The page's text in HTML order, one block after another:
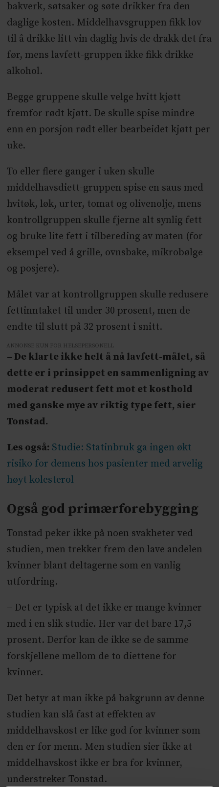
bakverk, søtsaker og søte drikker fra den
daglige kosten. Middelhavsgruppen fikk lov
til å drikke litt vin daglig hvis de drakk det fra
før, mens lavfett-gruppen ikke fikk drikke
alkohol.
Begge gruppene skulle velge hvitt kjøtt
fremfor rødt kjøtt. De skulle spise mindre
enn en porsjon rødt eller bearbeidet kjøtt per
uke.
To eller flere ganger i uken skulle
middelhavsdiett-gruppen spise en saus med
hvitøk, løk, urter, tomat og olivenolje, mens
kontrollgruppen skulle fjerne alt synlig fett
og bruke lite fett i tilbereding av maten (for
eksempel ved å grille, ovnsbake, mikrobølge
og posjere).
Målet var at kontrollgruppen skulle redusere
fettinntaket til under 30 prosent, men de
endte til slutt på 32 prosent i snitt.
ANNONSE KUN FOR HELSEPERSONELL
– De klarte ikke helt å nå lavfett-målet, så
dette er i prinsippet en sammenligning av
moderat redusert fett mot et kosthold
med ganske mye av riktig type fett, sier
Tonstad.
Les også: Studie: Statinbruk ga ingen økt
risiko for demens hos pasienter med arvelig
høyt kolesterol
Også god primærforebygging
Tonstad peker ikke på noen svakheter ved
studien, men trekker frem den lave andelen
kvinner blant deltagerne som en vanlig
utfordring.
– Det er typisk at det ikke er mange kvinner
med i en slik studie. Her var det bare 17,5
prosent. Derfor kan de ikke se de samme
forskjellene mellom de to diettene for
kvinner.
Det betyr at man ikke på bakgrunn av denne
studien kan slå fast at effekten av
middelhavskost er like god for kvinner som
den er for menn. Men studien sier ikke at
middelhavskost ikke er bra for kvinner,
understreker Tonstad.